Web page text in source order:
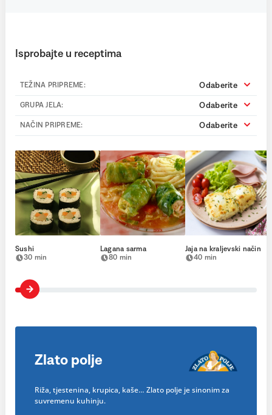
Isprobajte u receptima
TEŽINA PRIPREME: Odaberite
GRUPA JELA: Odaberite
NAČIN PRIPREME: Odaberite
Sushi
30 min
Lagana sarma
80 min
Jaja na kraljevski način
40 min
Zlato polje
Riža, tjestenina, krupica, kaše… Zlato polje je sinonim za
suvremenu kuhinju.